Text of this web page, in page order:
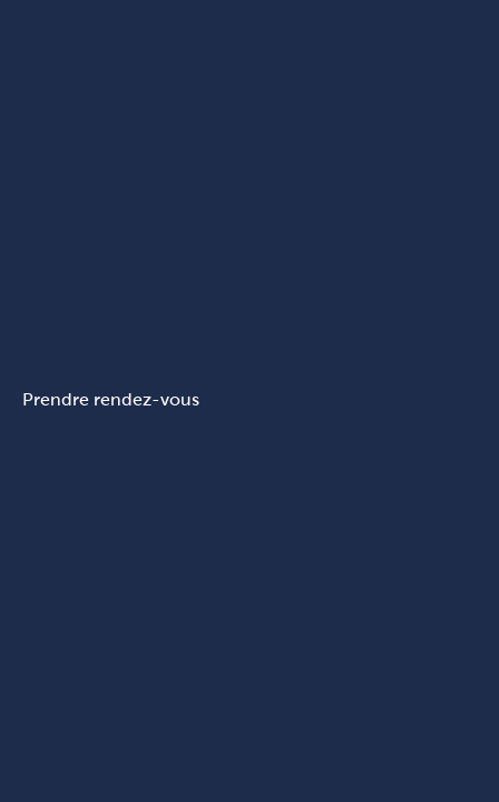
Prendre rendez-vous